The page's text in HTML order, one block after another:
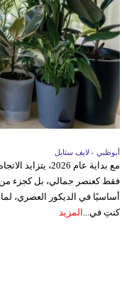
- لايف ستايل
تنهض من ذاكرة الحجر
الحمّامات الرومانية وسط
أبوظبي - لايف ستايل
مع بداية عام
فقط كعنصر جمالي، بل كجزء من
أساسيًا في الديكور العصري،
كنتِ في... المزيد